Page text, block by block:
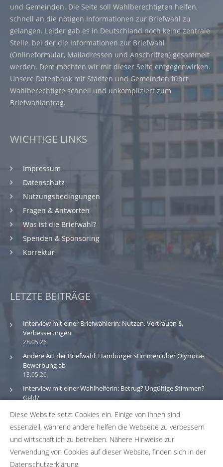
und Gemeinden. Die Seite soll Wahlberechtigten helfen,
schnell an die nötigen Informationen zur Briefwahl zu
gelangen. Leider gab es in Deutschland noch keine zentrale
Stelle, bei der die Informationen zur Briefwahl
(Onlineformular, Mailadressen und Anschriften) gesammelt
werden. Dem möchten wir mit dieser Seite entgegenwirken.
Unsere Datenbank mit Städten und Gemeinden führt
Wahlberechtigte schnell und unkompliziert zum
Briefwahlantrag.
WICHTIGE LINKS
Impressum
Datenschutz
Nutzungsbedingungen
Fragen & Antworten
Was ist die Briefwahl?
Spenden & Sponsoring
Korrektur
LETZTE BEITRÄGE
28.05.26
Interview mit einer Briefwählerin: Nutzen, Vertrauen &
Verbesserungen
13.05.26
Andere Art der Briefwahl: Hamburger stimmen über Olympia-
Bewerbung ab
Interview mit einer Wahlhelferin: Betrug? Ungültige Stimmen?
Geld?
Bitte beachte: Wir versuchen alle Daten und Informationen
zu den Wahlbüros in unserer Datenbank so aktuell wie
möglich zu halten. Solltest du einen Fehler in unserer
Diese Website setzt Cookies ein. Einige von ihnen sind
essenziell, während andere helfen die Webseite zu verbessern
und wirtschaftlich zu betreiben. Nähere Hinweise zur
Verwendung von Cookies auf dieser Website, finden sich in der
Datenschutzerklärung.